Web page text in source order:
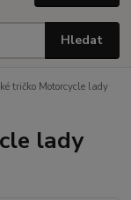
Hledat
tričko Motorcycle lady
lady